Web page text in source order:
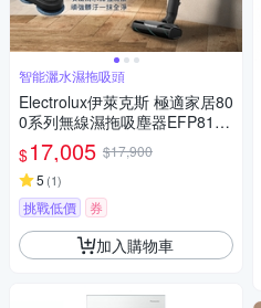
智能灑水濕拖吸頭
Electrolux伊萊克斯 極適家居80
0系列無線濕拖吸塵器EFP8182
$17,005 $17,900
5 (1)
挑戰低價 券
加入購物車